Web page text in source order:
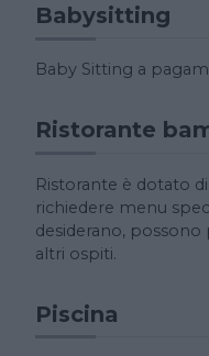
Babysitting
Baby Sitting a
Ristorante
Ristorante è dotato
richiedere menu
desiderano,
altri ospiti.
Piscina